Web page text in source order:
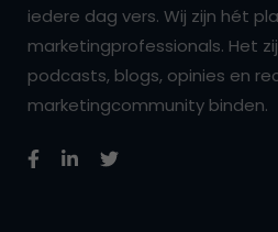
iedere dag vers. Wij zijn hét
marketingprofessionals. Het
podcasts, blogs, opinies en
marketingcommunity binden.